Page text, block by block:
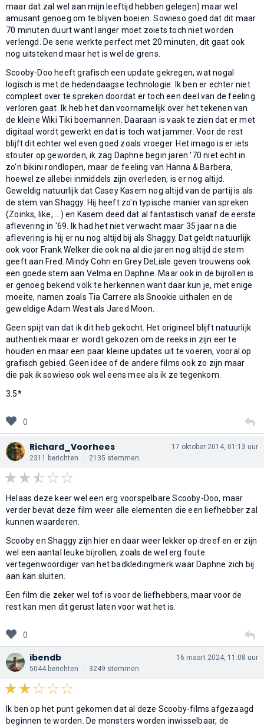
maar dat zal wel aan mijn leeftijd hebben gelegen) maar wel
amusant genoeg om te blijven boeien. Sowieso goed dat dit maar
70 minuten duurt want langer moet zoiets toch niet worden
verlengd. De serie werkte perfect met 20 minuten, dit gaat ook
nog uitstekend maar het is wel de grens.
Scooby-Doo heeft grafisch een update gekregen, wat nogal
logisch is met de hedendaagse technologie. Ik ben er echter niet
compleet over te spreken doordat er toch een deel van de feeling
verloren gaat. Ik heb het dan voornamelijk over het tekenen van
de kleine Wiki Tiki boemannen. Daaraan is vaak te zien dat er met
digitaal wordt gewerkt en dat is toch wat jammer. Voor de rest
blijft dit echter wel even goed zoals vroeger. Het imago is er iets
stouter op geworden, ik zag Daphne begin jaren '70 niet echt in
zo'n bikini rondlopen, maar de feeling van Hanna & Barbera,
hoewel ze allebei inmiddels zijn overleden, is er nog altijd.
Geweldig natuurlijk dat Casey Kasem nog altijd van de partij is als
de stem van Shaggy. Hij heeft zo'n typische manier van spreken
(Zoinks, like, ...) en Kasem deed dat al fantastisch vanaf de eerste
aflevering in '69. Ik had het niet verwacht maar 35 jaar na die
aflevering is hij er nu nog altijd bij als Shaggy. Dat geldt natuurlijk
ook voor Frank Welker die ook na al die jaren nog altijd de stem
geeft aan Fred. Mindy Cohn en Grey DeLisle geven trouwens ook
een goede stem aan Velma en Daphne. Maar ook in de bijrollen is
er genoeg bekend volk te herkennen want daar kun je, met enige
moeite, namen zoals Tia Carrere als Snookie uithalen en de
geweldige Adam West als Jared Moon.
Geen spijt van dat ik dit heb gekocht. Het origineel blijft natuurlijk
authentiek maar er wordt gekozen om de reeks in zijn eer te
houden en maar een paar kleine updates uit te voeren, vooral op
grafisch gebied. Geen idee of de andere films ook zo zijn maar
die pak ik sowieso ook wel eens mee als ik ze tegenkom.
3.5*
0
Richard_Voorhees
2311 berichten 2135 stemmen
17 oktober 2014, 01:13 uur
Helaas deze keer wel een erg voorspelbare Scooby-Doo, maar
verder bevat deze film weer alle elementen die een liefhebber zal
kunnen waarderen.
Scooby en Shaggy zijn hier en daar weer lekker op dreef en er zijn
wel een aantal leuke bijrollen, zoals de wel erg foute
vertegenwoordiger van het badkledingmerk waar Daphne zich bij
aan kan sluiten.
Een film die zeker wel tof is voor de liefhebbers, maar voor de
rest kan men dit gerust laten voor wat het is.
0
ibendb
5044 berichten 3249 stemmen
16 maart 2024, 11:08 uur
Ik ben op het punt gekomen dat al deze Scooby-films afgezaagd
beginnen te worden. De monsters worden inwisselbaar, de